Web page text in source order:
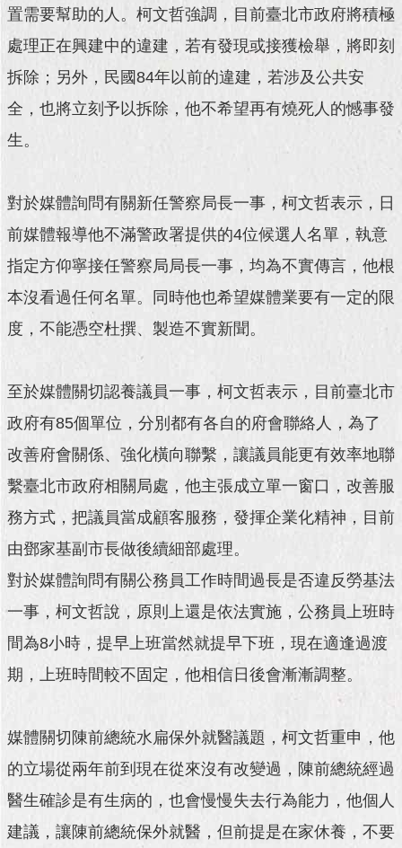
動
主
題
回
首
頁
站
導
覽
English
常
答
即
新
聞
澄
清
雙
語
彙
台
北
陳
系
統
公
置需要幫助的人。柯文哲強調，目前臺北市政府將積極
處理正在興建中的違建，若有發現或接獲檢舉，將即刻
拆除；另外，民國84年以前的違建，若涉及公共安
全，也將立刻予以拆除，他不希望再有燒死人的憾事發
生。
對於媒體詢問有關新任警察局長一事，柯文哲表示，日
前媒體報導他不滿警政署提供的4位候選人名單，執意
指定方仰寧接任警察局局長一事，均為不實傳言，他根
本沒看過任何名單。同時他也希望媒體業要有一定的限
度，不能憑空杜撰、製造不實新聞。
至於媒體關切認養議員一事，柯文哲表示，目前臺北市
政府有85個單位，分別都有各自的府會聯絡人，為了
改善府會關係、強化橫向聯繫，讓議員能更有效率地聯
繫臺北市政府相關局處，他主張成立單一窗口，改善服
務方式，把議員當成顧客服務，發揮企業化精神，目前
由鄧家基副市長做後續細部處理。
對於媒體詢問有關公務員工作時間過長是否違反勞基法
一事，柯文哲說，原則上還是依法實施，公務員上班時
間為8小時，提早上班當然就提早下班，現在適逢過渡
期，上班時間較不固定，他相信日後會漸漸調整。
媒體關切陳前總統水扁保外就醫議題，柯文哲重申，他
的立場從兩年前到現在從來沒有改變過，陳前總統經過
醫生確診是有生病的，也會慢慢失去行為能力，他個人
建議，讓陳前總統保外就醫，但前提是在家休養，不要